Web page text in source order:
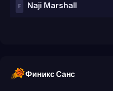
F Naji Marshall
Финикс Санс